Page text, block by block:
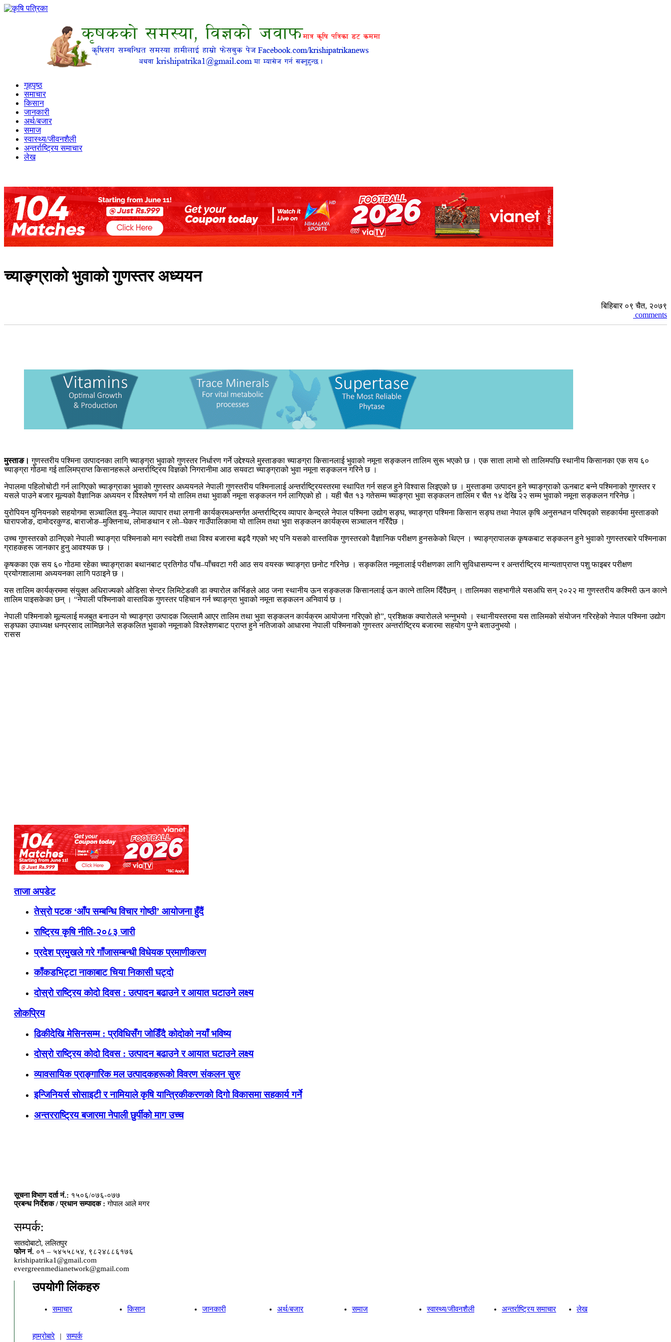
गृहपृष्ठ
समाचार
किसान
जानकारी
अर्थ/बजार
समाज
स्वास्थ्य/जीवनशैली
अन्तर्राष्ट्रिय समाचार
लेख
च्याङ्ग्राको भुवाको गुणस्तर अध्ययन
बिहिबार ०९ चैत, २०७९
comments
मुस्ताङ। गुणस्तरीय पश्मिना उत्पादनका लागि च्याङ्ग्रा भुवाको गुणस्तर निर्धारण गर्ने उद्देश्यले मुस्ताङका च्याङग्रा किसानलाई भुवाको नमूना सङ्कलन तालिम सुरू भएको छ । एक साता लामो सो तालिमपछि स्थानीय किसानका एक सय ६०
च्याङ्ग्रा गोठमा गई तालिमप्राप्त किसानहरूले अन्तर्राष्ट्रिय विज्ञको निगरानीमा आठ सयवटा च्याङ्ग्राको भुवा नमूना सङ्कलन गरिने छ ।
नेपालमा पहिलोचोटी गर्न लागिएको च्याङ्ग्राका भुवाको गुणस्तर अध्ययनले नेपाली गुणस्तरीय पश्मिनालाई अन्तर्राष्ट्रियस्तरमा स्थापित गर्न सहज हुने विश्वास लिइएको छ । मुस्ताङमा उत्पादन हुने च्याङ्ग्राको ऊनबाट बन्ने पश्मिनाको गुणस्तर र
यसले पाउने बजार मूल्यको वैज्ञानिक अध्ययन र विश्लेषण गर्न यो तालिम तथा भुवाको नमूना सङ्कलन गर्न लागिएको हो । यही चैत १३ गतेसम्म च्याङ्ग्रा भुवा सङ्कलन तालिम र चैत १४ देखि २२ सम्म भुवाको नमूना सङ्कलन गरिनेछ ।
युरोपियन युनियनको सहयोगमा सञ्चालित इयु–नेपाल व्यापार तथा लगानी कार्यक्रमअन्तर्गत अन्तर्राष्ट्रिय व्यापार केन्द्रले नेपाल पश्मिना उद्योग सङ्घ, च्याङ्ग्रा पश्मिना किसान सङ्घ तथा नेपाल कृषि अनुसन्धान परिषद्को सहकार्यमा मुस्ताङको
घारापजोङ, दामोदरकुण्ड, बाराजोङ–मुक्तिनाथ, लोमाङथान र लो–घेकर गाउँपालिकामा यो तालिम तथा भुवा सङ्कलन कार्यक्रम सञ्चालन गरिँदैछ ।
उच्च गुणस्तरको ठानिएको नेपाली च्याङ्ग्रा पश्मिनाको माग स्वदेशी तथा विश्व बजारमा बढ्दै गएको भए पनि यसको वास्तविक गुणस्तरको वैज्ञानिक परीक्षण हुनसकेको थिएन । च्याङ्ग्रापालक कृषकबाट सङ्कलन हुने भुवाको गुणस्तरबारे पश्मिनाका
ग्राहकहरू जानकार हुनु आवश्यक छ ।
कृषकका एक सय ६० गोठमा रहेका च्याङ्ग्राका बथानबाट प्रतिगोठ पाँच–पाँचवटा गरी आठ सय वयस्क च्याङ्ग्रा छनोट गरिनेछ । सङ्कलित नमूनालाई परीक्षणका लागि सुविधासम्पन्न र अन्तर्राष्ट्रिय मान्यताप्राप्त पशु फाइबर परीक्षण
प्रयोगशालामा अध्ययनका लागि पठाइने छ ।
यस तालिम कार्यक्रममा संयुक्त अधिराज्यको ओडिसा सेन्टर लिमिटेडकी डा क्यारोल कर्भिङले आठ जना स्थानीय ऊन सङ्कलक किसानलाई ऊन कात्ने तालिम दिँदैछन् । तालिमका सहभागीले यसअघि सन् २०२२ मा गुणस्तरीय कश्मिरी ऊन कात्ने
तालिम पाइसकेका छन् । “नेपाली पश्मिनाको वास्तविक गुणस्तर पहिचान गर्न च्याङ्ग्रा भुवाको नमूना सङ्कलन अनिवार्य छ ।
नेपाली पश्मिनाको मूल्यलाई मजबुत बनाउन यो च्याङ्ग्रा उत्पादक जिल्लामै आएर तालिम तथा भुवा सङ्कलन कार्यक्रम आयोजना गरिएको हो”, प्रशिक्षक क्यारोलले भन्नुभयो । स्थानीयस्तरमा यस तालिमको संयोजन गरिरहेको नेपाल पश्मिना उद्योग
सङ्घका उपाध्यक्ष धनप्रसाद लामिछानेले सङ्कलित भुवाको नमूनाको विश्लेशणबाट प्राप्त हुने नतिजाको आधारमा नेपाली पश्मिनाको गुणस्तर अन्तर्राष्ट्रिय बजारमा सहयोग पुग्ने बताउनुभयो ।
रासस
ताजा अपडेट
तेस्रो पटक ‘आँप सम्बन्धि विचार गोष्ठी’ आयोजना हुँदैं
राष्ट्रिय कृषि नीति-२०८३ जारी
प्रदेश प्रमुखले गरे गाँजासम्बन्धी विधेयक प्रमाणीकरण
काँकडभिट्टा नाकाबाट चिया निकासी घट्दो
दोस्रो राष्ट्रिय कोदो दिवस : उत्पादन बढाउने र आयात घटाउने लक्ष्य
लोकप्रिय
ढिकीदेखि मेसिनसम्म : प्रविधिसँग जोडिँदै कोदोको नयाँ भविष्य
दोस्रो राष्ट्रिय कोदो दिवस : उत्पादन बढाउने र आयात घटाउने लक्ष्य
व्यावसायिक प्राङ्गारिक मल उत्पादकहरूको विवरण संकलन सुरु
इन्जिनियर्स सोसाइटी र नामियाले कृषि यान्त्रिकीकरणको दिगो विकासमा सहकार्य गर्ने
अन्तरराष्ट्रिय बजारमा नेपाली छुर्पीको माग उच्च
सूचना विभाग दर्ता नं.: १५०६/०७६-०७७
प्रबन्ध निर्देशक / प्रधान सम्पादक : गोपाल आले मगर
सम्पर्क:
सातदोबाटो, ललितपुर
फोन नं. ०१ – ५४५५८५४, ९८२४८८६१७६
krishipatrika1@gmail.com
evergreenmedianetwork@gmail.com
उपयोगी लिंकहरु
समाचार किसान जानकारी अर्थ/बजार समाज स्वास्थ्य/जीवनशैली अन्तर्राष्ट्रिय समाचार लेख
हाम्रोबारे | सम्पर्क